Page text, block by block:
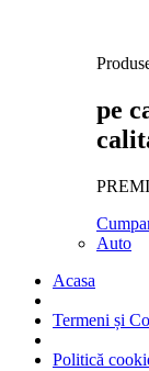
pe
Auto
Acasa
Termeni și
Politică